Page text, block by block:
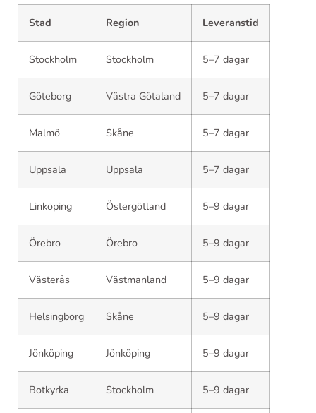
Stad Region Leveranstid
Stockholm Stockholm 5–7 dagar
Göteborg Västra Götaland 5–7 dagar
Malmö Skåne 5–7 dagar
Uppsala Uppsala 5–7 dagar
Linköping Östergötland 5–9 dagar
Örebro Örebro 5–9 dagar
Västerås Västmanland 5–9 dagar
Helsingborg Skåne 5–9 dagar
Jönköping Jönköping 5–9 dagar
Botkyrka Stockholm 5–9 dagar